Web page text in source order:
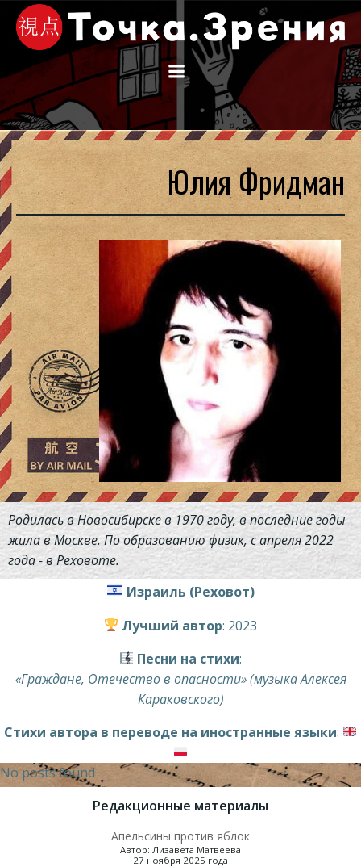
Перейти
к
содержимому
Юлия Фридман
Родилась в Новосибирске в 1970 году, в последние годы
жила в Москве. По образованию физик, с апреля 2022
года - в Реховоте.
Израиль (Реховот)
Лучший автор: 2023
Песни на стихи:
«Граждане, Отечество в опасности» (музыка Алексея
Караковского)
Стихи автора в переводе на иностранные языки:
No posts found
Редакционные материалы
Апельсины против яблок
Автор: Лизавета Матвеева
27 ноября 2025 года